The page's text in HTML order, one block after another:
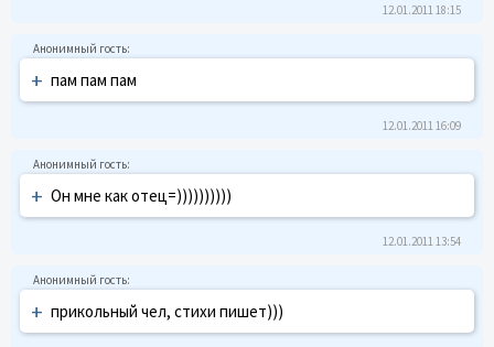
12.01.2011 18:15
+ пам пам пам
12.01.2011 16:09
+ Он мне как отец=))))))))))
12.01.2011 13:54
+ прикольный чел, стихи пишет)))